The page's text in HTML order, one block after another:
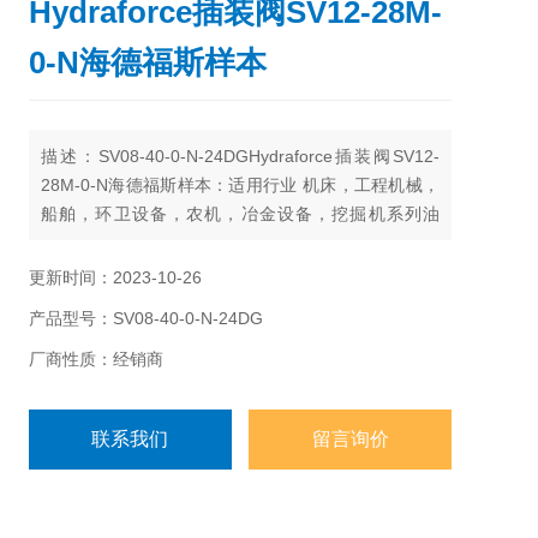
Hydraforce插装阀SV12-28M-
0-N海德福斯样本
描述：SV08-40-0-N-24DGHydraforce插装阀SV12-
28M-0-N海德福斯样本：适用行业 机床，工程机械，
船舶，环卫设备，农机，冶金设备，挖掘机系列油
缸，水泥设备油缸，快锻压机油缸，风力发电设备油
业。
更新时间：2023-10-26
产品型号：SV08-40-0-N-24DG
厂商性质：经销商
联系我们 留言询价